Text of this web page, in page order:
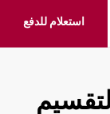
استعلام للدفع